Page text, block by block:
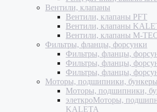
Вентили, клапаны
Вентили, клапаны PFT
Вентили, клапаны
Вентили, клапаны M-
Фильтры, фланцы, форсунки
Фильтры, фланцы,
Фильтры, фланцы,
Фильтры, фланцы,
Моторы, подшипники, бункеры
Моторы, подшипники,
элеткроМоторы,
KALETA